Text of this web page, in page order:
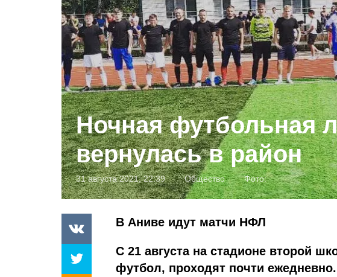
Ночная футбольная
вернулась в район
31 августа 2021, 22:39 Общество Фото:
В Аниве идут матчи НФЛ
С 21 августа на стадионе второй
футбол, проходят почти